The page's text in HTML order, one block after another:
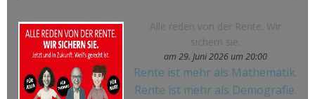
Alle reden von der Rente. Wir
sichern sie.
am 29. Juni 2026 um 20:00
Rente ist mehr als Mathematik.
Rente ist mehr als Demografie.